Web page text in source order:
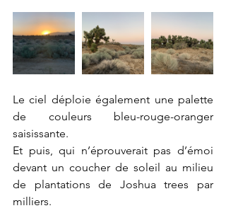
Le ciel déploie également une palette
de couleurs bleu-rouge-oranger
saisissante.
Et puis, qui n’éprouverait pas d’émoi
devant un coucher de soleil au milieu
de plantations de Joshua trees par
milliers.